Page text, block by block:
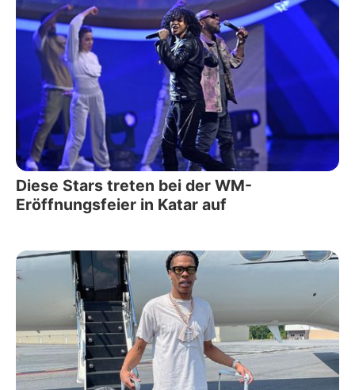
Diese Stars treten bei der WM-
Eröffnungsfeier in Katar auf